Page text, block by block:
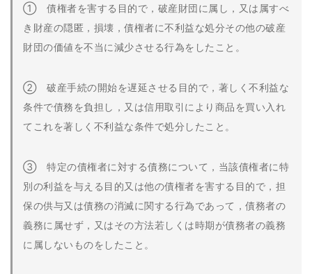
① 債権者を害する目的で，破産財団に属し，又は属すべ
き財産の隠匿，損壊，債権者に不利益な処分その他の破産
財団の価値を不当に減少させる行為をしたこと。
② 破産手続の開始を遅延させる目的で，著しく不利益な
条件で債務を負担し，又は信用取引により商品を買い入れ
てこれを著しく不利益な条件で処分したこと。
③ 特定の債権者に対する債務について，当該債権者に特
別の利益を与える目的又は他の債権者を害する目的で，担
保の供与又は債務の消滅に関する行為であって，債務者の
義務に属せず，又はその方法若しくは時期が債務者の義務
に属しないものをしたこと。